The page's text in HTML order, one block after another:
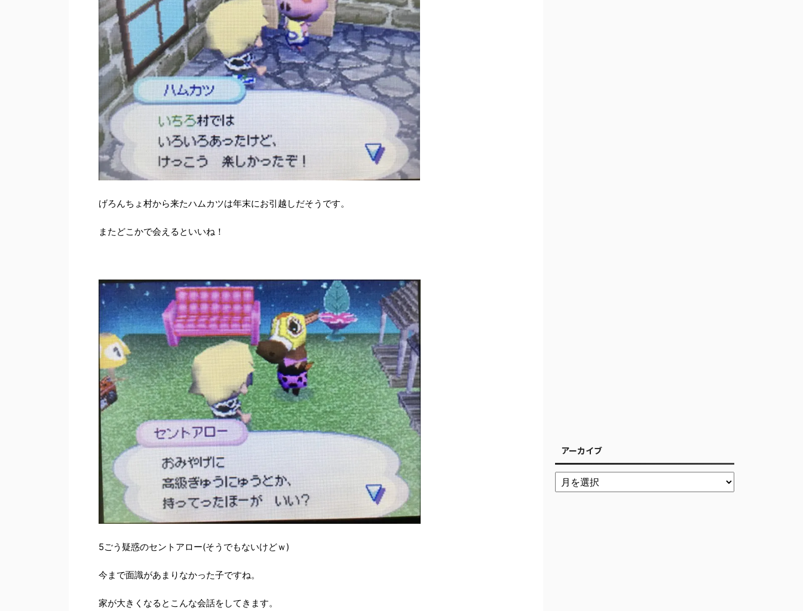
げろんちょ村から来たハムカツは年末にお引越しだそうです。
またどこかで会えるといいね！
5ごう疑惑のセントアロー(そうでもないけどｗ)
今まで面識があまりなかった子ですね。
家が大きくなるとこんな会話をしてきます。
アーカイブ